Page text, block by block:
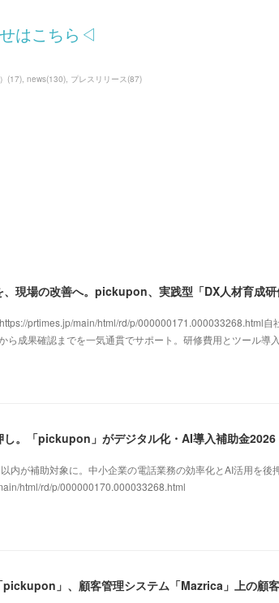
はこちら◁
(17) news(130) プレスリリース (87)
、現場の改善へ。pickupon、実践型「DX人材育成
prtimes.jp/main/html/rd/p/000000171.000033268.html自
ら成果確認までを一気通貫でサポート。研修費用とツール導
内が補助対象に。中小企業の電話業務の効率化とAI活用を後
html/rd/p/000000170.000033268.html